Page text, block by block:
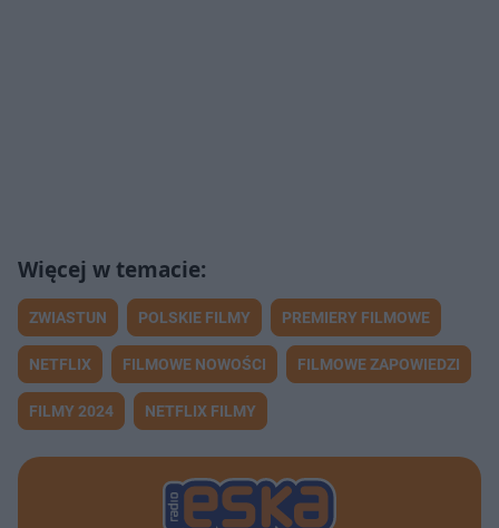
ZWIASTUN POLSKIE FILMY PREMIERY FILMOWE
NETFLIX FILMOWE NOWOŚCI FILMOWE ZAPOWIEDZI
FILMY 2024 NETFLIX FILMY